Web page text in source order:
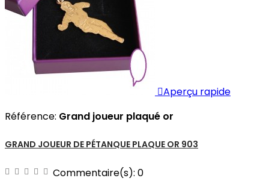
Aperçu rapide
Référence: Grand joueur plaqué or
GRAND JOUEUR DE PÉTANQUE PLAQUE OR 903
Commentaire(s): 0